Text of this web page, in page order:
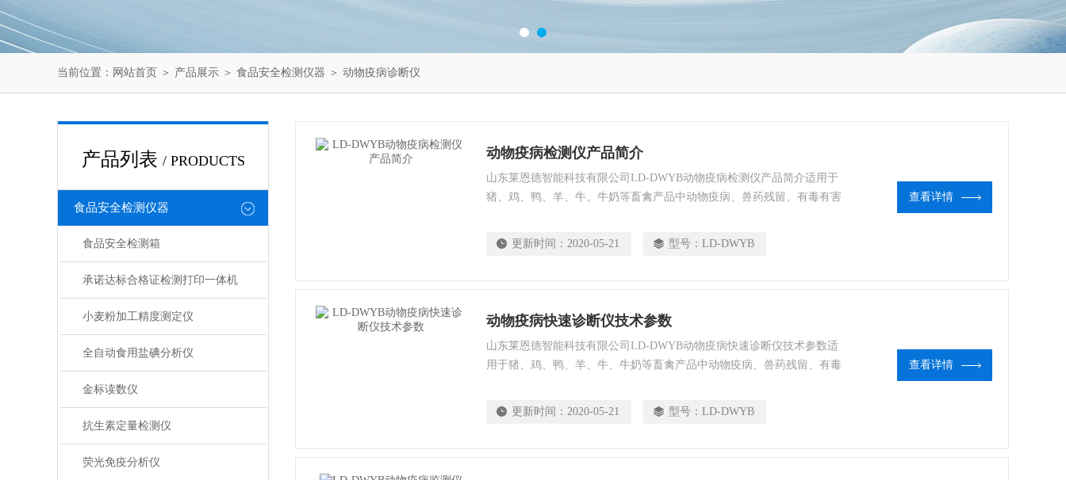
当前位置： 网站首页 ＞ 产品展示 ＞ 食品安全检测仪器 ＞ 动物疫病诊断仪
产品列表 / PRODUCTS
食品安全检测仪器
食品安全检测箱
承诺达标合格证检测打印一体机
小麦粉加工精度测定仪
全自动食用盐碘分析仪
金标读数仪
抗生素定量检测仪
荧光免疫分析仪
动物疫病检测仪产品简介
山东莱恩德智能科技有限公司LD-DWYB动物疫病检测仪产品简介适用于
猪、鸡、鸭、羊、牛、牛奶等畜禽产品中动物疫病、兽药残留、有毒有害
所、门、畜牧兽医、养殖场、屠宰场、食品肉产品深加工企业、检验检疫
更新时间： 2020-05-21 型号： LD-DWYB
查看详情
动物疫病快速诊断仪技术参数
山东莱恩德智能科技有限公司LD-DWYB动物疫病快速诊断仪技术参数适
用于猪、鸡、鸭、羊、牛、牛奶等畜禽产品中动物疫病、兽药残留、有毒
研院所、门、畜牧兽医、养殖场、屠宰场、食品肉产品深加工企业、检验
更新时间： 2020-05-21 型号： LD-DWYB
查看详情